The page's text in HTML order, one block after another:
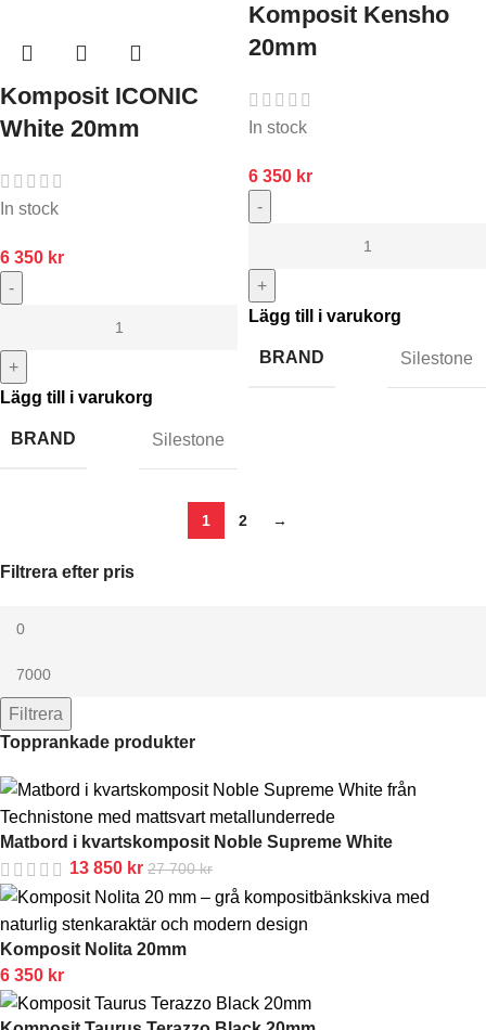
Filtrera efter pris
Filtrera
Topprankade produkter
Matbord i kvartskomposit Noble Supreme White
13 850 kr 27 700kr
Komposit Nolita 20mm
6 350 kr
Komposit ICONIC
White 20mm
In stock
6 350 kr
-
+
Lägg till i varukorg
BRAND Silestone
Komposit Kensho
20mm
In stock
6 350 kr
-
+
Lägg till i varukorg
BRAND Silestone
1 2 →